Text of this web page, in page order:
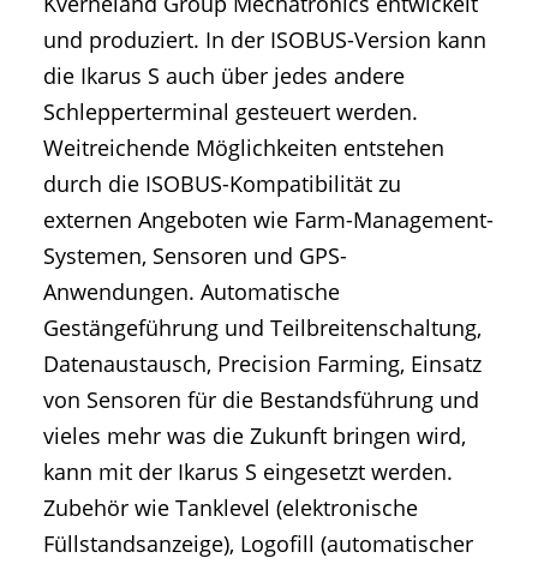
und produziert. In der ISOBUS-Version kann
die Ikarus S auch über jedes andere
Schlepperterminal gesteuert werden.
Weitreichende Möglichkeiten entstehen
durch die ISOBUS-Kompatibilität zu
externen Angeboten wie Farm-Management-
Systemen, Sensoren und GPS-
Anwendungen. Automatische
Gestängeführung und Teilbreitenschaltung,
Datenaustausch, Precision Farming, Einsatz
von Sensoren für die Bestandsführung und
vieles mehr was die Zukunft bringen wird,
kann mit der Ikarus S eingesetzt werden.
Zubehör wie Tanklevel (elektronische
Füllstandsanzeige), Logofill (automatischer